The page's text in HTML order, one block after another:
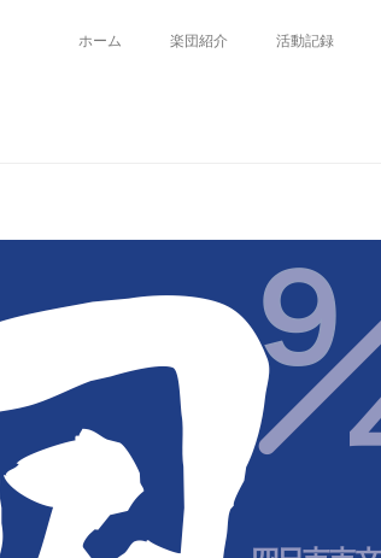
ホーム 楽団紹介 活動記録